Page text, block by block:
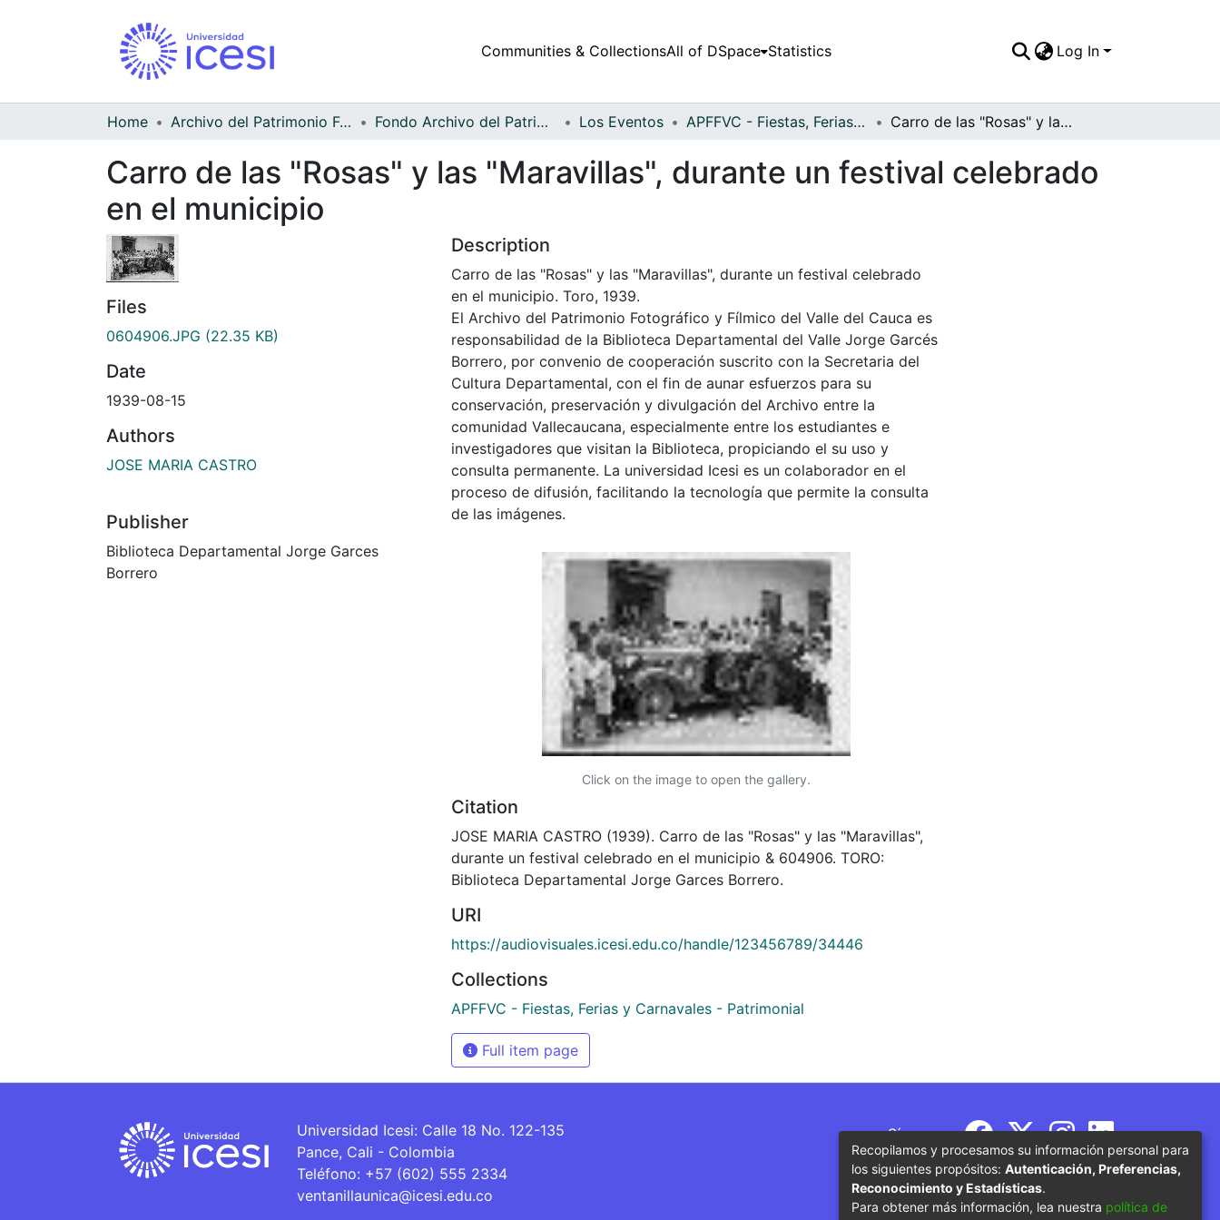
Communities & CollectionsAll of DSpace Statistics Log In
Home Archivo del Patrimonio Fotográfico y Fílmico del Valle del Cauca Fondo Archivo del Patrimonio Fotográfico y Fílmico del Valle del Cauca Los Eventos APFFVC - Fiestas, Ferias y Carnavales - Patrimonial Carro de las "Rosas" y las "Maravillas", durante un festival celebrado en el municipio
Carro de las "Rosas" y las "Maravillas", durante un festival celebrado
en el municipio
Files
0604906.JPG (22.35 KB)
Date
1939-08-15
Authors
JOSE MARIA CASTRO
Publisher
Biblioteca Departamental Jorge Garces
Borrero
Description
Carro de las "Rosas" y las "Maravillas", durante un festival celebrado
en el municipio. Toro, 1939.
El Archivo del Patrimonio Fotográfico y Fílmico del Valle del Cauca es
responsabilidad de la Biblioteca Departamental del Valle Jorge Garcés
Borrero, por convenio de cooperación suscrito con la Secretaria del
Cultura Departamental, con el fin de aunar esfuerzos para su
conservación, preservación y divulgación del Archivo entre la
comunidad Vallecaucana, especialmente entre los estudiantes e
investigadores que visitan la Biblioteca, propiciando el su uso y
consulta permanente. La universidad Icesi es un colaborador en el
proceso de difusión, facilitando la tecnología que permite la consulta
de las imágenes.
Click on the image to open the gallery.
Citation
JOSE MARIA CASTRO (1939). Carro de las "Rosas" y las "Maravillas",
durante un festival celebrado en el municipio & 604906. TORO:
Biblioteca Departamental Jorge Garces Borrero.
URI
https://audiovisuales.icesi.edu.co/handle/123456789/34446
Collections
APFFVC - Fiestas, Ferias y Carnavales - Patrimonial
Full item page
Universidad Icesi: Calle 18 No. 122-135
Pance, Cali - Colombia
Teléfono: +57 (602) 555 2334
ventanillaunica@icesi.edu.co
Síguenos
Recopilamos y procesamos su información personal para
los siguientes propósitos: Autenticación, Preferencias,
Reconocimiento y Estadísticas.
Para obtener más información, lea nuestra política de